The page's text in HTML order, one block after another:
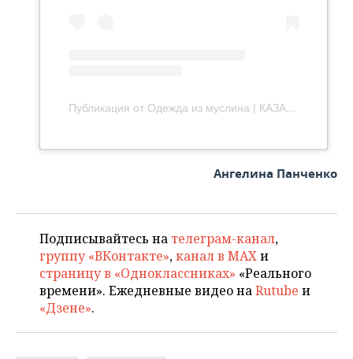
Публикация от Одежда из муслина | КАЗАНЬ (@bezkrugeva)
Ангелина Панченко
Подписывайтесь на телеграм-канал,
группу «ВКонтакте»,канал в MAXи
страницу в «Одноклассниках» «Реального
времени». Ежедневные видео наRutube и
«Дзене».